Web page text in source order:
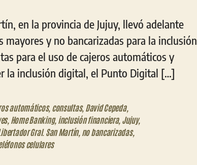
en la provincia de Jujuy, llevó adelante
y no bancarizadas para la inclusión
para el uso de cajeros automáticos y
la inclusión digital, el Punto Digital […]
automáticos, consultas, David Cepeda,
, Home Banking, inclusión financiera, Jujuy,
Gral. San Martín, no bancarizadas,
celulares